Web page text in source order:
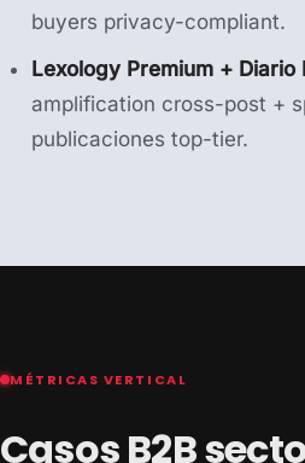
buyers privacy-compliant.
Lexology Premium +
amplification cross-post +
publicaciones top-tier.
MÉTRICAS VERTICAL
Casos B2B